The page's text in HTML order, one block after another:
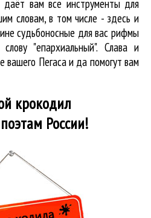
вам все инструменты для
словам, в том числе - здесь и
судьбоносные для вас рифмы
"епархиальный". Слава и
вашего Пегаса и да помогут вам
крокодил
России!